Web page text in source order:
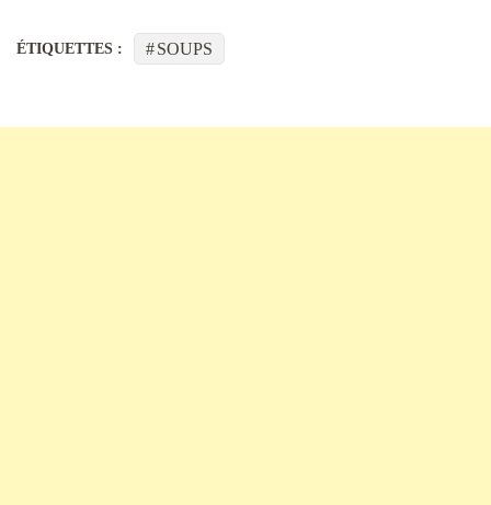
ÉTIQUETTES : SOUPS